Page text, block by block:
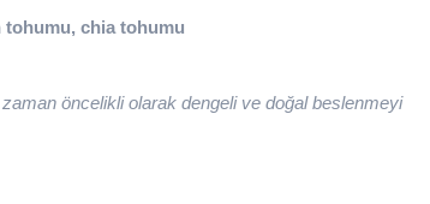
tohumu, chia tohumu
öncelikli olarak dengeli ve doğal beslenmeyi